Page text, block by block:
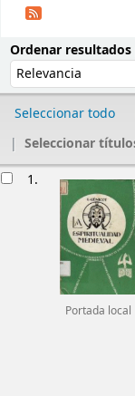
Ordenar resultados
Seleccionar todo
Seleccionar
1.
Portada local